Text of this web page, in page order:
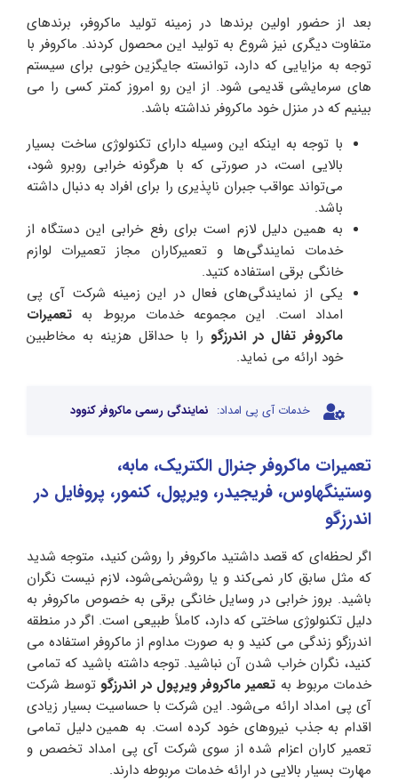
بعد از حضور اولین برندها در زمینه تولید ماکروفر، برندهای
متفاوت دیگری نیز شروع به تولید این محصول کردند. ماکروفر با
توجه به مزایایی که دارد، توانسته جایگزین خوبی برای سیستم
های سرمایشی قدیمی شود. از این رو امروز کمتر کسی را می
بینیم که در منزل خود ماکروفر نداشته باشد.
با توجه به اینکه این وسیله دارای تکنولوژی ساخت بسیار
بالایی است، در صورتی که با هرگونه خرابی روبرو شود،
می‌تواند عواقب جبران ناپذیری را برای افراد به دنبال داشته
باشد.
به همین دلیل لازم است برای رفع خرابی این دستگاه از
خدمات نمایندگی‌ها و تعمیرکاران مجاز تعمیرات لوازم
خانگی برقی استفاده کتید.
یکی از نمایندگی‌های فعال در این زمینه شرکت آی پی
امداد است. این مجموعه خدمات مربوط به تعمیرات
ماکروفر تفال در اندرزگو را با حداقل هزینه به مخاطبین
خود ارائه می نماید.
خدمات آی پی امداد: نمایندگی رسمی ماکروفر کنوود
تعمیرات ماکروفر جنرال الکتریک، مابه،
وستینگهاوس، فریجیدر، ویرپول، کنمور، پروفایل در
اندرزگو
اگر لحظه‌ای که قصد داشتید ماکروفر را روشن کنید، متوجه شدید
که مثل سابق کار نمی‌کند و یا روشن‌نمی‌شود، لازم نیست نگران
باشید. بروز خرابی در وسایل خانگی برقی به خصوص ماکروفر به
دلیل تکنولوژی ساختی که دارد، کاملاً طبیعی است. اگر در منطقه
اندرزگو زندگی می کنید و به صورت مداوم از ماکروفر استفاده می
کنید، نگران خراب شدن آن نباشید. توجه داشته باشید که تمامی
خدمات مربوط به تعمیر ماکروفر ویرپول در اندرزگو توسط شرکت‌
آی پی امداد ارائه می‌شود. این شرکت با حساسیت بسیار زیادی
اقدام به جذب نیروهای خود کرده است. به همین دلیل تمامی
تعمیر کاران اعزام شده از سوی شرکت‌ آی پی امداد تخصص و
مهارت بسیار بالایی در ارائه خدمات مربوطه دارند.